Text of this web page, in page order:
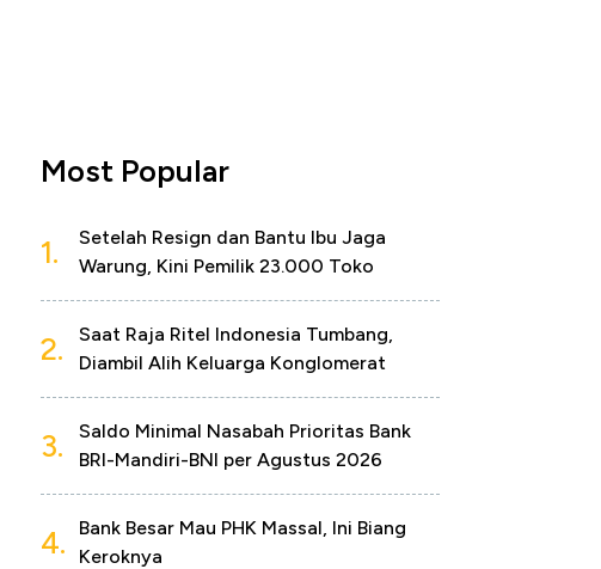
Most Popular
1.
Setelah Resign dan Bantu Ibu Jaga
Warung, Kini Pemilik 23.000 Toko
2.
Saat Raja Ritel Indonesia Tumbang,
Diambil Alih Keluarga Konglomerat
3.
Saldo Minimal Nasabah Prioritas Bank
BRI-Mandiri-BNI per Agustus 2026
4.
Bank Besar Mau PHK Massal, Ini Biang
Keroknya